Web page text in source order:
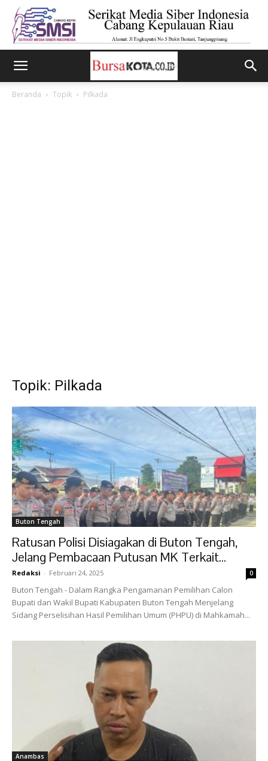
Beranda Topik Pilkada
Topik: Pilkada
Buton Tengah
Ratusan Polisi Disiagakan di Buton Tengah,
Jelang Pembacaan Putusan MK Terkait...
Redaksi - Februari 24, 2025 0
Buton Tengah - Dalam Rangka Pengamanan Pemilihan Calon
Bupati dan Wakil Bupati Kabupaten Buton Tengah Menjelang
Sidang Perselisihan Hasil Pemilihan Umum (PHPU) di Mahkamah...
Anambas